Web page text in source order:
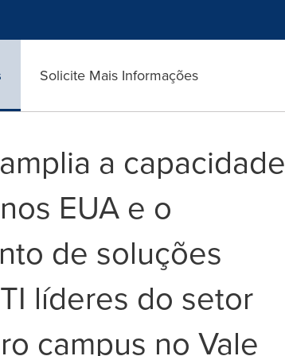
Solicite Mais Informações
a capacidade
EUA e o
de soluções
líderes do setor
campus no Vale